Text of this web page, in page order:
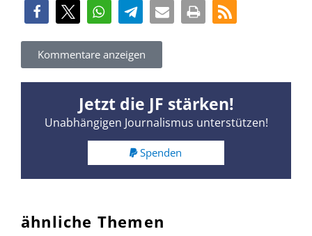
Kommentare anzeigen
Jetzt die JF stärken!
Unabhängigen Journalismus unterstützen!
Spenden
ähnliche Themen